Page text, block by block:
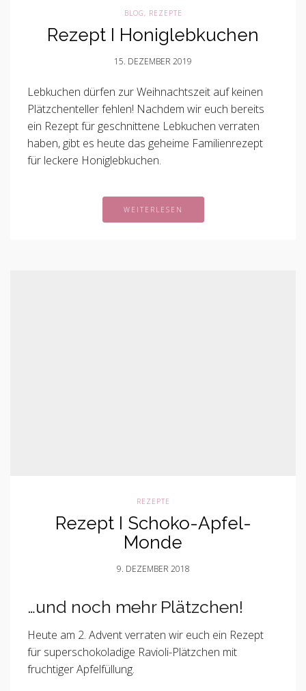
BLOG, REZEPTE
Rezept I Honiglebkuchen
15. DEZEMBER 2019
Lebkuchen dürfen zur Weihnachtszeit auf keinen
Plätzchenteller fehlen! Nachdem wir euch bereits
ein Rezept für geschnittene Lebkuchen verraten
haben, gibt es heute das geheime Familienrezept
für leckere Honiglebkuchen.
WEITERLESEN
REZEPTE
Rezept I Schoko-Apfel-
Monde
9. DEZEMBER 2018
…und noch mehr Plätzchen!
Heute am 2. Advent verraten wir euch ein Rezept
für superschokoladige Ravioli-Plätzchen mit
fruchtiger Apfelfüllung.